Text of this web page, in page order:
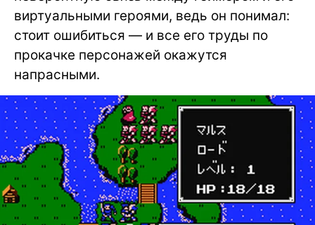
виртуальными героями, ведь он понимал:
стоит ошибиться — и все его труды по
прокачке персонажей окажутся
напрасными.